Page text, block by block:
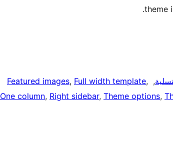
theme
,
Featured images, Full width template
One column, Right sidebar, Theme options,